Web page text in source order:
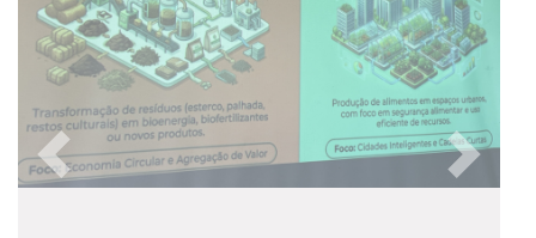
Anterior Próxima